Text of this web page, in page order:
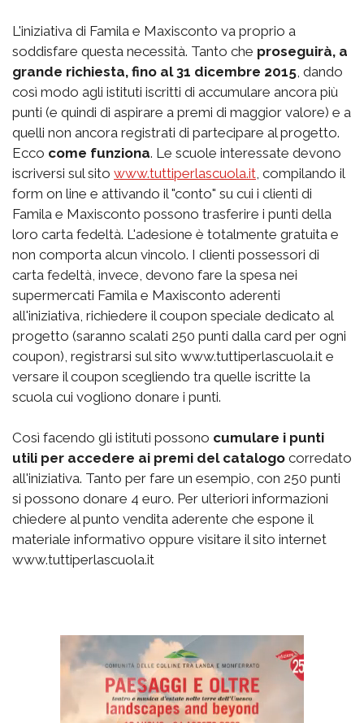
L'iniziativa di Famila e Maxisconto va proprio a
soddisfare questa necessità. Tanto che proseguirà, a
grande richiesta, fino al 31 dicembre 2015, dando
così modo agli istituti iscritti di accumulare ancora più
punti (e quindi di aspirare a premi di maggior valore) e a
quelli non ancora registrati di partecipare al progetto.
Ecco come funziona. Le scuole interessate devono
iscriversi sul sito www.tuttiperlascuola.it, compilando il
form on line e attivando il "conto" su cui i clienti di
Famila e Maxisconto possono trasferire i punti della
loro carta fedeltà. L'adesione è totalmente gratuita e
non comporta alcun vincolo. I clienti possessori di
carta fedeltà, invece, devono fare la spesa nei
supermercati Famila e Maxisconto aderenti
all'iniziativa, richiedere il coupon speciale dedicato al
progetto (saranno scalati 250 punti dalla card per ogni
coupon), registrarsi sul sito www.tuttiperlascuola.it e
versare il coupon scegliendo tra quelle iscritte la
scuola cui vogliono donare i punti.
Così facendo gli istituti possono cumulare i punti
utili per accedere ai premi del catalogo corredato
all'iniziativa. Tanto per fare un esempio, con 250 punti
si possono donare 4 euro. Per ulteriori informazioni
chiedere al punto vendita aderente che espone il
materiale informativo oppure visitare il sito internet
www.tuttiperlascuola.it